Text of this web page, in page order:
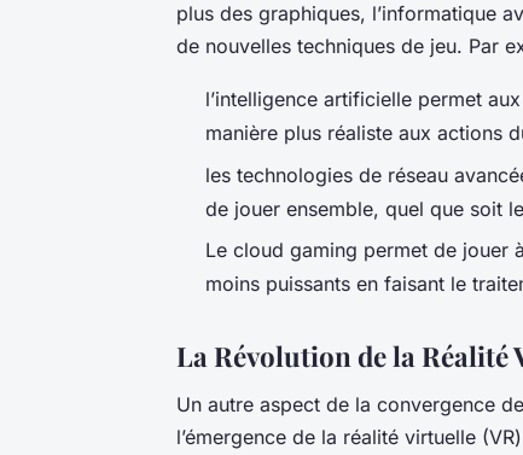
plus des graphiques, l’informatique
de nouvelles techniques de jeu. Par
l’intelligence artificielle permet
manière plus réaliste aux actions
les technologies de réseau
de jouer ensemble, quel que soit
Le cloud gaming permet de jouer
moins puissants en faisant le
La Révolution de la Réalité
Un autre aspect de la convergence
l’émergence de la réalité virtuelle